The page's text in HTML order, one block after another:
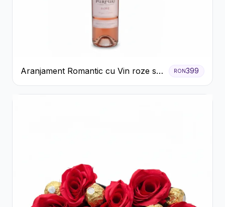
Aranjament Romantic cu Vin roze si
Flori pastel
RON399